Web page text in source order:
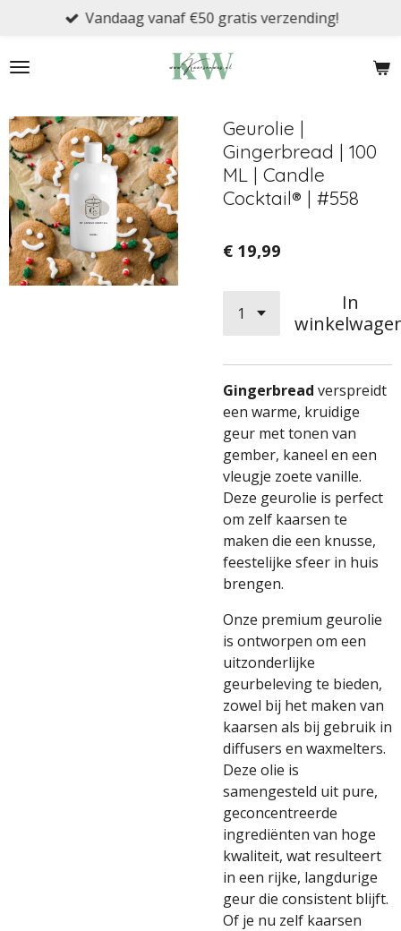
naar
Vandaag vanaf €50 gratis verzending!
Geurolie |
Gingerbread | 100
ML | Candle
Cocktail® | #558
€ 19,99
In
Gingerbread verspreidt
een warme, kruidige
geur met tonen van
gember, kaneel en een
vleugje zoete vanille.
Deze geurolie is perfect
om zelf kaarsen te
maken die een knusse,
feestelijke sfeer in huis
brengen.
Onze premium geurolie
is ontworpen om een
uitzonderlijke
geurbeleving te bieden,
zowel bij het maken van
kaarsen als bij gebruik in
diffusers en waxmelters.
Deze olie is
samengesteld uit pure,
geconcentreerde
ingrediënten van hoge
kwaliteit, wat resulteert
in een rijke, langdurige
geur die consistent blijft.
Of je nu zelf kaarsen